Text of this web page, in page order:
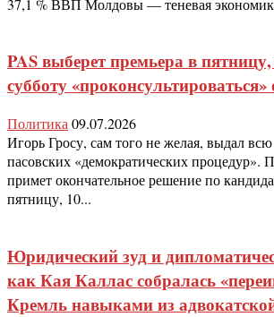
PAS выберет премьера в
субботу
Политика 09.07.2026
Игорь Гросу, сам того не желая, выдал
пасовских «демократических процедур».
примет окончательное решение по
пятницу, 10...
Юридический зуд и
как Кая Каллас собралась
Кремль навыками из